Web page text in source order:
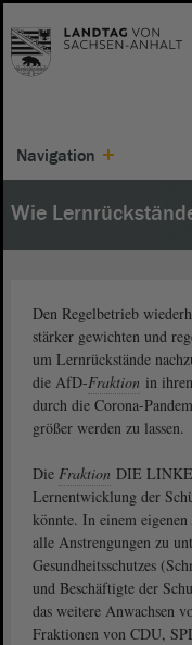
Navigation
Wie
Den Regelbetrieb
stärker gewichten und
um Lernrückstände
die AfD-Fraktion in
durch die Corona-
größer werden zu lassen.
Die Fraktion DIE LINKE
Lernentwicklung der
könnte. In einem eigenen
alle Anstrengungen zu
Gesundheitsschutzes
und Beschäftigte der
das weitere Anwachsen
Fraktionen von CDU,